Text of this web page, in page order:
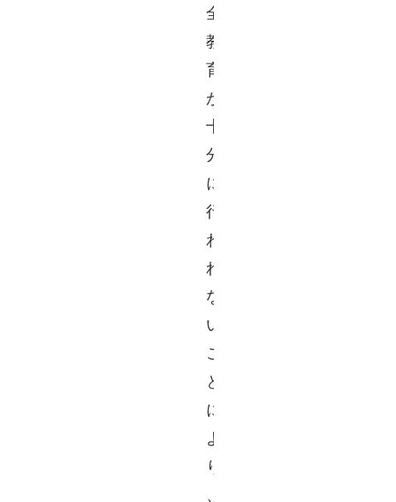
全
教
育
が
十
分
に
行
わ
れ
な
い
こ
と
に
よ
り
、